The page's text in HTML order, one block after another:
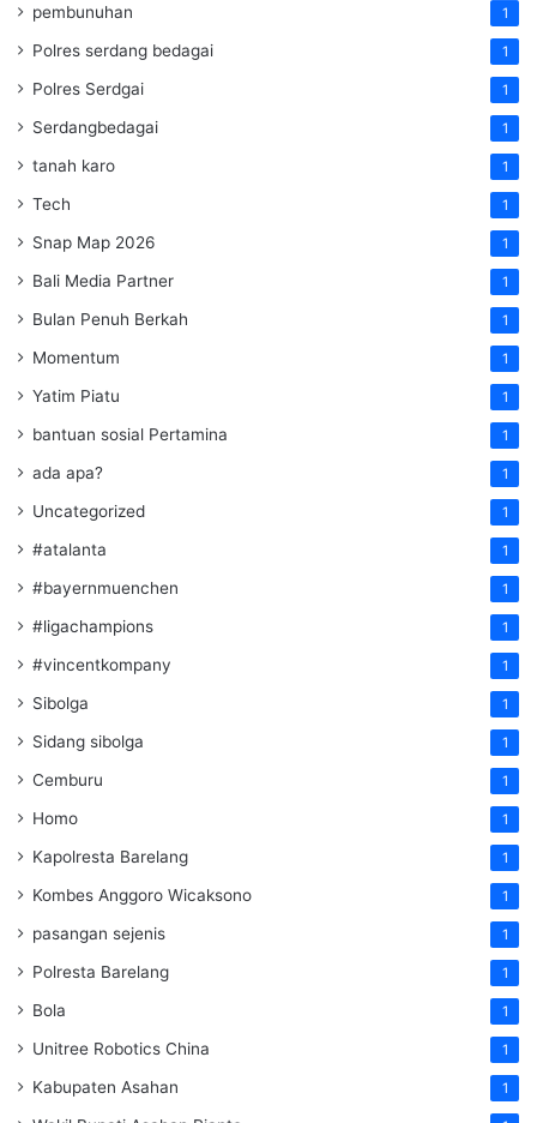
pembunuhan 1
Polres serdang bedagai 1
Polres Serdgai 1
Serdangbedagai 1
tanah karo 1
Tech 1
Snap Map 2026 1
Bali Media Partner 1
Bulan Penuh Berkah 1
Momentum 1
Yatim Piatu 1
bantuan sosial Pertamina 1
ada apa? 1
Uncategorized 1
#atalanta 1
#bayernmuenchen 1
#ligachampions 1
#vincentkompany 1
Sibolga 1
Sidang sibolga 1
Cemburu 1
Homo 1
Kapolresta Barelang 1
Kombes Anggoro Wicaksono 1
pasangan sejenis 1
Polresta Barelang 1
Bola 1
Unitree Robotics China 1
Kabupaten Asahan 1